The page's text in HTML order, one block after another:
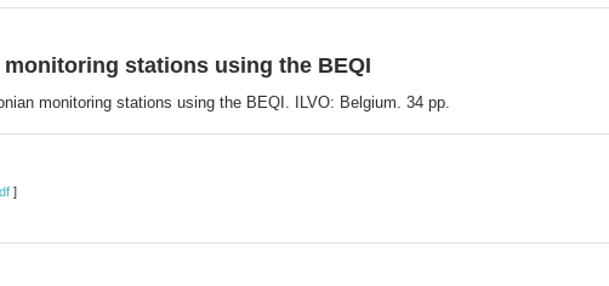
stations using the BEQI
monitoring stations using the BEQI. ILVO: Belgium. 34 pp.
]